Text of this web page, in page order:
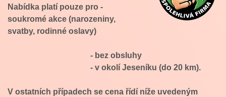
Nabídka platí pouze pro -
soukromé akce (narozeniny,
svatby, rodinné oslavy)
- bez obsluhy
- v okolí Jeseníku (do 20 km).
V ostatních případech se cena řídí níže uvedeným